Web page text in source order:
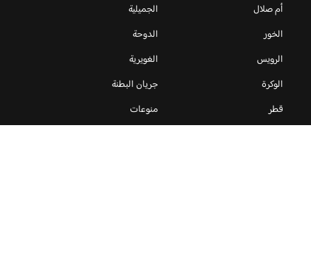
أم صلال
الجميلية
الخور
الدوحة
الرويس
الغويرية
الوكرة
جريان البطنة
قطر
منوعات